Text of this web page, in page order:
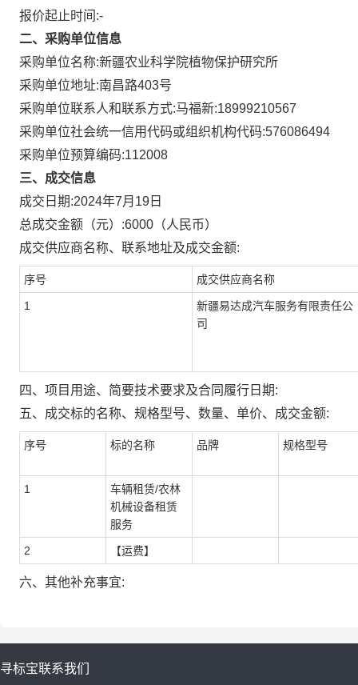
报价起止时间:-
二、采购单位信息
采购单位名称:新疆农业科学院植物保护研究所
采购单位地址:南昌路403号
采购单位联系人和联系方式:马福新:18999210567
采购单位社会统一信用代码或组织机构代码:576086494
采购单位预算编码:112008
三、成交信息
成交日期:2024年7月19日
总成交金额（元）:6000 （人民币）
成交供应商名称、联系地址及成交金额:
序号 成交供应商名称
1
新疆易达成汽车服务有限责任公
司
四、项目用途、简要技术要求及合同履行日期:
五、成交标的名称、规格型号、数量、单价、成交金额:
序号 标的名称 品牌 规格型号
1
车辆租赁/农林
机械设备租赁
服务
2 【运费】
六、其他补充事宜:
寻标宝联系我们